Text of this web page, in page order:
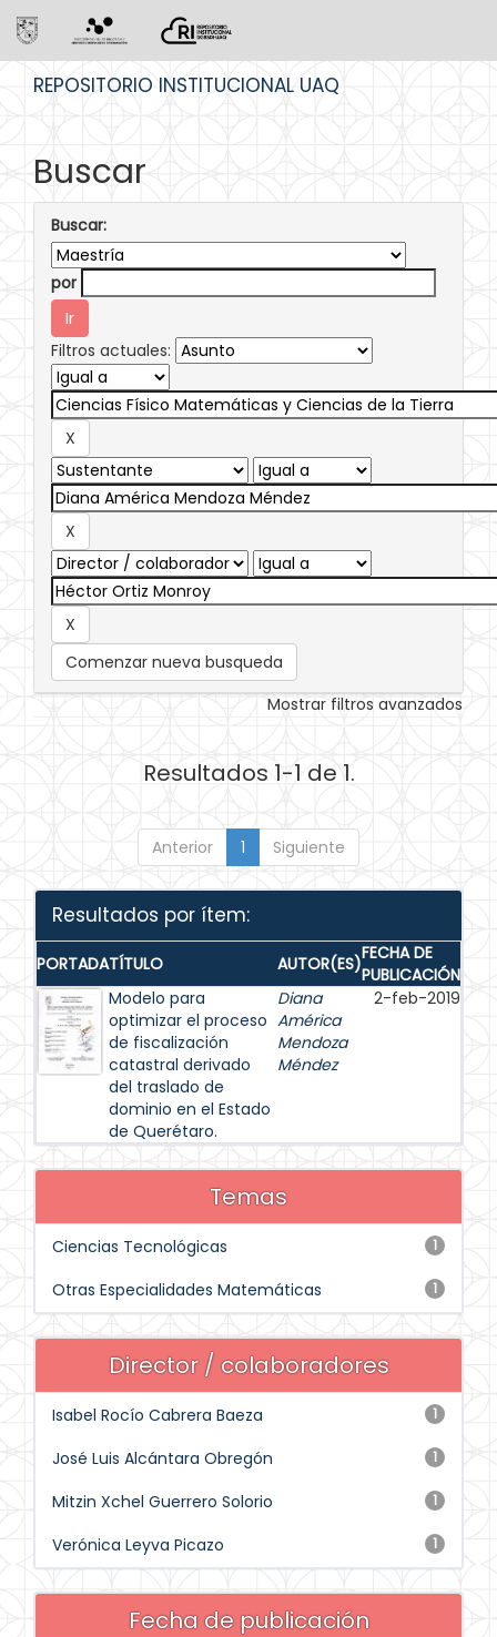
REPOSITORIO INSTITUCIONAL UAQ
Buscar
Buscar:
por
Filtros actuales:
Comenzar nueva busqueda
Mostrar filtros avanzados
Resultados 1-1 de 1.
Anterior 1 Siguiente
Resultados por ítem:
PORTADATÍTULO AUTOR(ES)FECHA DE
PUBLICACIÓN
Modelo para
optimizar el proceso
de fiscalización
catastral derivado
del traslado de
dominio en el Estado
de Querétaro.
Diana
América
Mendoza
Méndez
2-feb-2019
Temas
1
Ciencias Tecnológicas
1
Otras Especialidades Matemáticas
Director / colaboradores
1
Isabel Rocío Cabrera Baeza
1
José Luis Alcántara Obregón
1
Mitzin Xchel Guerrero Solorio
1
Verónica Leyva Picazo
Fecha de publicación